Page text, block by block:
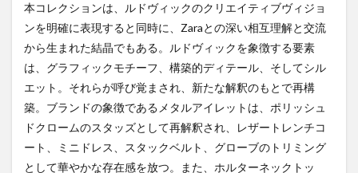
本コレクションは、ルドヴィックのクリエイティブヴィジョ
ンを明確に表現すると同時に、Zaraとの深い相互理解と交流
から生まれた結晶でもある。ルドヴィックを象徴する要素
は、グラフィックモチーフ、構築的ディテール、そしてシル
エット。それらが呼び覚まされ、新たな解釈のもとで再構
築。ブランドの象徴であるメタルアイレットは、ポリッシュ
ドクロームのスタッズとして再解釈され、レザートレンチコ
ート、ミニドレス、スタックベルト、グローブのトリミング
として華やかな存在感を放つ。また、ホルターネックトッ